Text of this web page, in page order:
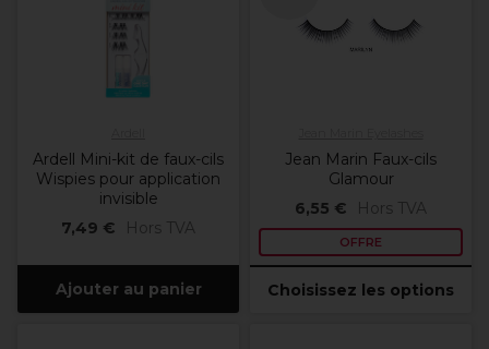
Ardell Mini-kit de faux-cils
Wispies pour application
invisible
7,49 €
Hors TVA
Ajouter au panier
Jean Marin Faux-cils
Glamour
6,55 €
Hors TVA
OFFRE
Choisissez les options